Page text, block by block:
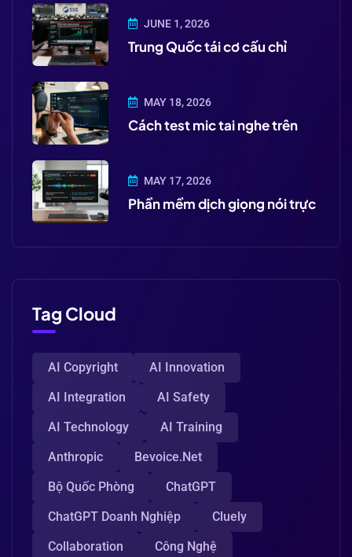
JUNE 1, 2026
Trung Quốc tái cơ cấu chỉ
MAY 18, 2026
Cách test mic tai nghe trên
MAY 17, 2026
Phần mềm dịch giọng nói trực
Tag Cloud
AI Copyright
AI Innovation
AI Integration
AI Safety
AI Technology
AI Training
Anthropic
Bevoice.net
Bộ Quốc Phòng
ChatGPT
ChatGPT Doanh Nghiệp
Cluely
Collaboration
Công Nghệ